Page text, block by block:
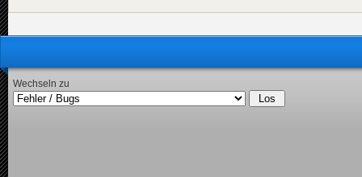
Wechseln zu